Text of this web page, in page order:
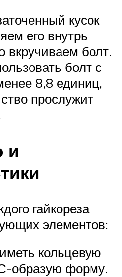
кусок
его внутрь
вкручиваем болт.
болт с
8,8 единиц,
прослужит
и
гайкореза
элементов:
кольцевую
образую форму.